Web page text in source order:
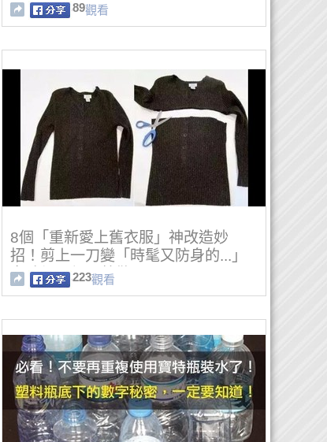
89觀看
8個「重新愛上舊衣服」神改造妙
招！剪上一刀變「時髦又防身的...」
女孩們全都跟著做！
223觀看